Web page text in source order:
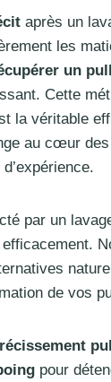
après un
les
un
Cette
la véritable
au cœur
par un
de vos
pull
pour